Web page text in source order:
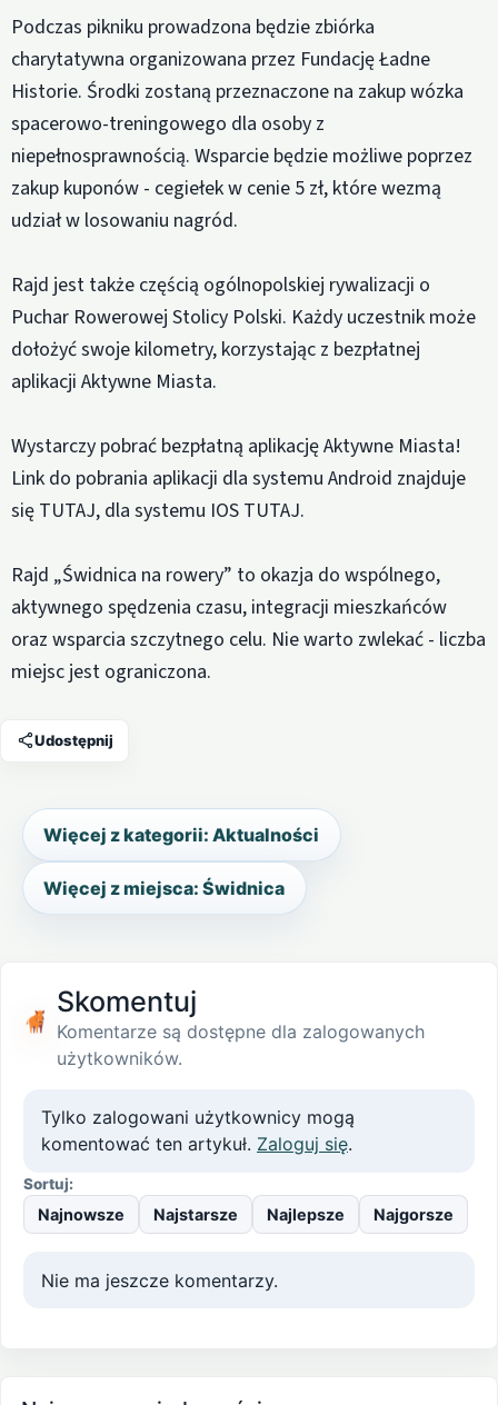
Podczas pikniku prowadzona będzie zbiórka
charytatywna organizowana przez Fundację Ładne
Historie. Środki zostaną przeznaczone na zakup wózka
spacerowo-treningowego dla osoby z
niepełnosprawnością. Wsparcie będzie możliwe poprzez
zakup kuponów - cegiełek w cenie 5 zł, które wezmą
udział w losowaniu nagród.
Rajd jest także częścią ogólnopolskiej rywalizacji o
Puchar Rowerowej Stolicy Polski. Każdy uczestnik może
dołożyć swoje kilometry, korzystając z bezpłatnej
aplikacji Aktywne Miasta.
Wystarczy pobrać bezpłatną aplikację Aktywne Miasta!
Link do pobrania aplikacji dla systemu Android znajduje
się TUTAJ, dla systemu IOS TUTAJ.
Rajd „Świdnica na rowery” to okazja do wspólnego,
aktywnego spędzenia czasu, integracji mieszkańców
oraz wsparcia szczytnego celu. Nie warto zwlekać - liczba
miejsc jest ograniczona.
Udostępnij
Więcej z kategorii: Aktualności
Więcej z miejsca: Świdnica
Skomentuj
Komentarze są dostępne dla zalogowanych
użytkowników.
Tylko zalogowani użytkownicy mogą
komentować ten artykuł. Zaloguj się.
Sortuj:
Najnowsze Najstarsze Najlepsze Najgorsze
Nie ma jeszcze komentarzy.